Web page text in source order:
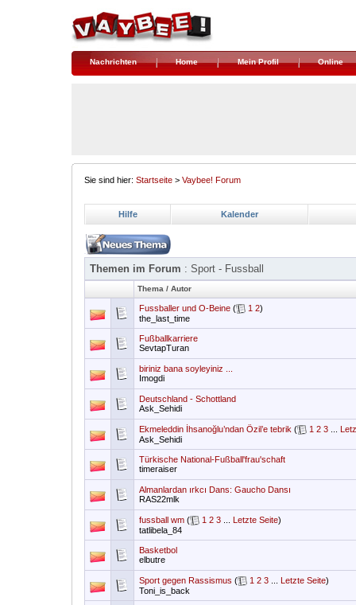
Nachrichten Home Mein Profil Online
Sie sind hier: Startseite > Vaybee! Forum
Hilfe Kalender
Themen im Forum : Sport - Fussball
Thema / Autor
Fussballer und O-Beine ( 1 2)
the_last_time
Fußballkarriere
SevtapTuran
biriniz bana soyleyiniz ...
Imogdi
Deutschland - Schottland
Ask_Sehidi
Ekmeleddin İhsanoğlu’ndan Özil’e tebrik ( 1 2 3
Ask_Sehidi
Türkische National-Fußball'frau'schaft
timeraiser
Almanlardan ırkcı Dans: Gaucho Dansı
RAS22mlk
fussball wm ( 1 2 3 Letzte Seite)
tatlibela_84
Basketbol
elbutre
Sport gegen Rassismus ( 1 2 3 Letzte Seite)
Toni_is_back